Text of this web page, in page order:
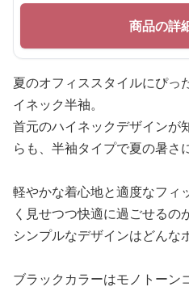
商品の詳
夏のオフィススタイルにぴっ
イネック半袖。
首元のハイネックデザインが
らも、半袖タイプで夏の暑さ
軽やかな着心地と適度なフィ
く見せつつ快適に過ごせるの
シンプルなデザインはどんな
ブラックカラーはモノトーン